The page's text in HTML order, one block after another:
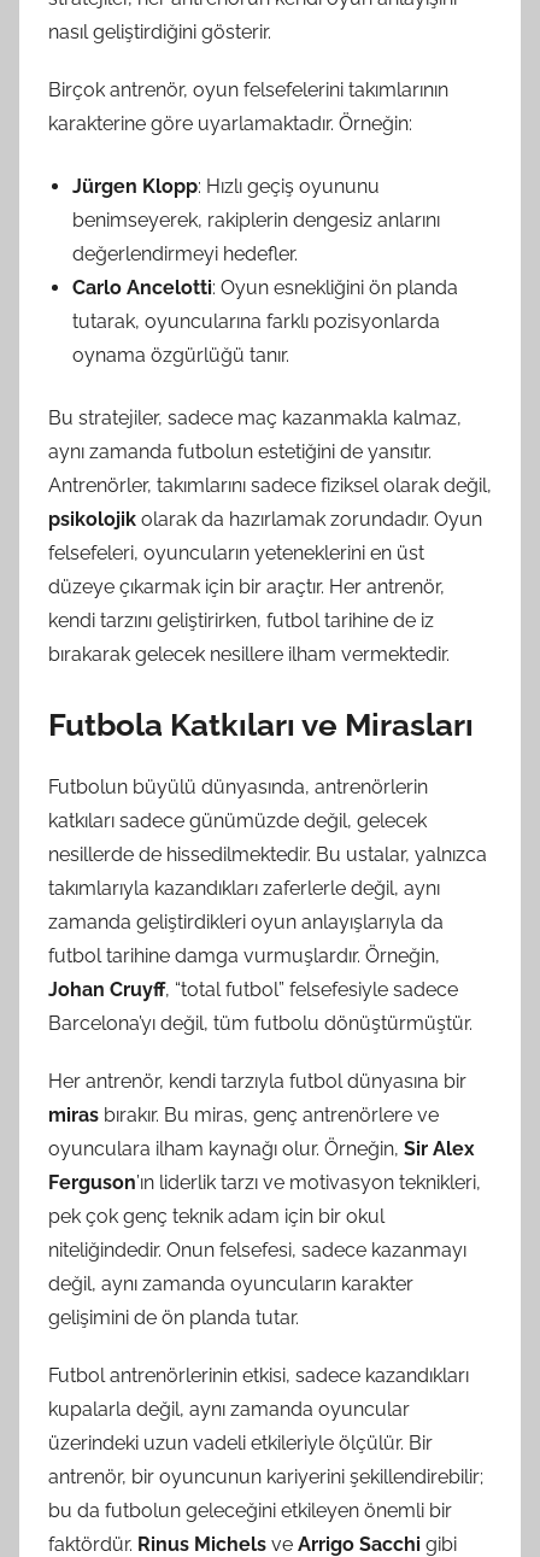
nasıl geliştirdiğini gösterir.
Birçok antrenör, oyun felsefelerini takımlarının
karakterine göre uyarlamaktadır. Örneğin:
Jürgen Klopp: Hızlı geçiş oyununu
benimseyerek, rakiplerin dengesiz anlarını
değerlendirmeyi hedefler.
Carlo Ancelotti: Oyun esnekliğini ön planda
tutarak, oyuncularına farklı pozisyonlarda
oynama özgürlüğü tanır.
Bu stratejiler, sadece maç kazanmakla kalmaz,
aynı zamanda futbolun estetiğini de yansıtır.
Antrenörler, takımlarını sadece fiziksel olarak değil,
psikolojik olarak da hazırlamak zorundadır. Oyun
felsefeleri, oyuncuların yeteneklerini en üst
düzeye çıkarmak için bir araçtır. Her antrenör,
kendi tarzını geliştirirken, futbol tarihine de iz
bırakarak gelecek nesillere ilham vermektedir.
Futbola Katkıları ve Mirasları
Futbolun büyülü dünyasında, antrenörlerin
katkıları sadece günümüzde değil, gelecek
nesillerde de hissedilmektedir. Bu ustalar, yalnızca
takımlarıyla kazandıkları zaferlerle değil, aynı
zamanda geliştirdikleri oyun anlayışlarıyla da
futbol tarihine damga vurmuşlardır. Örneğin,
Johan Cruyff, “total futbol” felsefesiyle sadece
Barcelona’yı değil, tüm futbolu dönüştürmüştür.
Her antrenör, kendi tarzıyla futbol dünyasına bir
miras bırakır. Bu miras, genç antrenörlere ve
oyunculara ilham kaynağı olur. Örneğin, Sir Alex
Ferguson’ın liderlik tarzı ve motivasyon teknikleri,
pek çok genç teknik adam için bir okul
niteliğindedir. Onun felsefesi, sadece kazanmayı
değil, aynı zamanda oyuncuların karakter
gelişimini de ön planda tutar.
Futbol antrenörlerinin etkisi, sadece kazandıkları
kupalarla değil, aynı zamanda oyuncular
üzerindeki uzun vadeli etkileriyle ölçülür. Bir
antrenör, bir oyuncunun kariyerini şekillendirebilir;
bu da futbolun geleceğini etkileyen önemli bir
faktördür. Rinus Michels ve Arrigo Sacchi gibi